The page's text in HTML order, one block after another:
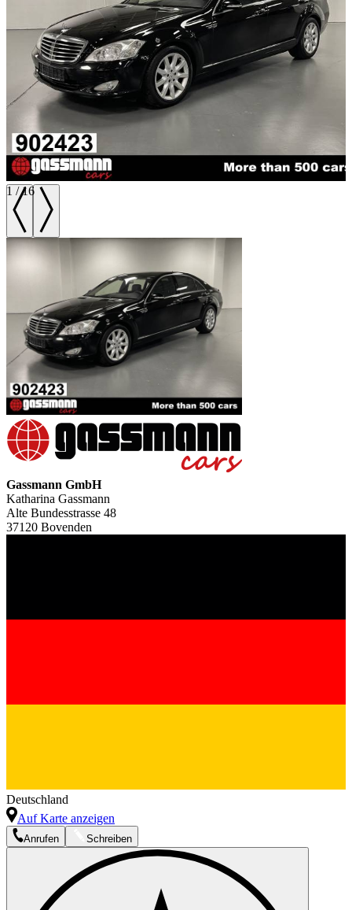
1 /16
Gassmann GmbH
Katharina Gassmann
Alte Bundesstrasse 48
37120 Bovenden
Deutschland
Auf Karte anzeigen
Anrufen Schreiben